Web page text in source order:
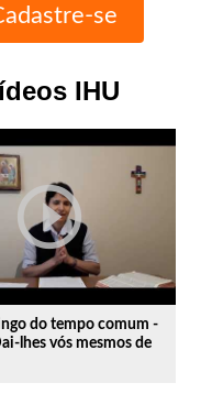
IHU
play_circle_outline
do tempo comum -
lhes vós mesmos de